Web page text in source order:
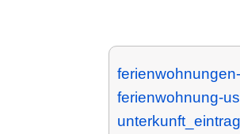
ferienwohnung-